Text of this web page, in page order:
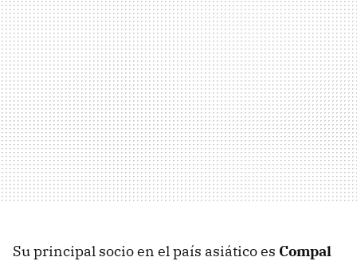
Su principal socio en el país asiático es Compal